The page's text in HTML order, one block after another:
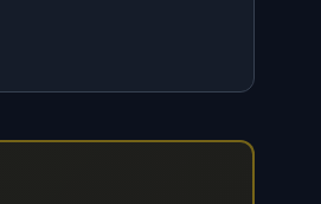
20963 n'affecte